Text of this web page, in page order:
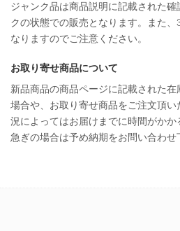
ジャンク品は商品説明に記載された
クの状態での販売となります。また
なりますのでご注意ください。
お取り寄せ商品について
新品商品の商品ページに記載された
場合や、お取り寄せ商品をご注文頂
況によってはお届けまでに時間がか
急ぎの場合は予め納期をお問い合わせ